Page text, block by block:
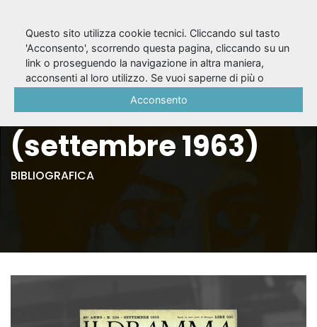
Il Dramma, A. 39,
nuova serie n. 324
(settembre 1963)
BIBLIOGRAFICA
Questo sito utilizza cookie tecnici. Cliccando sul tasto
'Acconsento', scorrendo questa pagina, cliccando su un
link o proseguendo la navigazione in altra maniera,
acconsenti al loro utilizzo. Se vuoi saperne di più o
Acconsento